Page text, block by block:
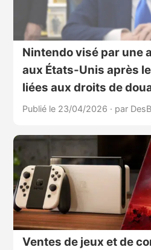
Nintendo visé par une
aux États-Unis après
liées aux droits de
Publié le 23/04/2026 · par
Ventes de jeux et de